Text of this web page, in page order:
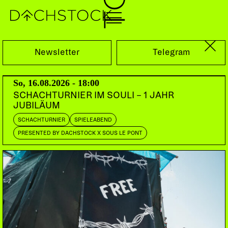
Fr, 26.09.2014
Newsletter Telegram
So, 16.08.2026 - 18:00
SCHACHTURNIER IM SOULI – 1 JAHR
JUBILÄUM
SCHACHTURNIER SPIELEABEND
PRESENTED BY DACHSTOCK X SOUS LE PONT